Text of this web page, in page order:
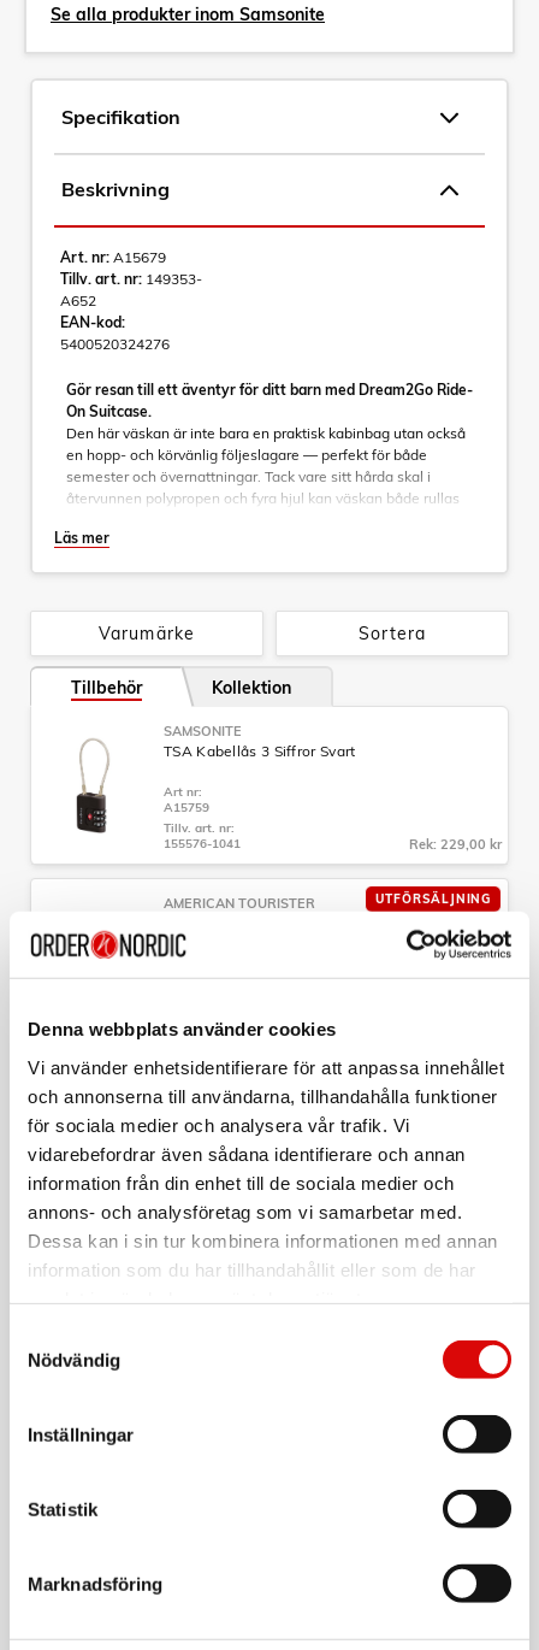
Denna webbplats använder cookies
Vi använder enhetsidentifierare för att anpassa innehållet
och annonserna till användarna, tillhandahålla funktioner
för sociala medier och analysera vår trafik. Vi
vidarebefordrar även sådana identifierare och annan
information från din enhet till de sociala medier och
annons- och analysföretag som vi samarbetar med.
Dessa kan i sin tur kombinera informationen med annan
information som du har tillhandahållit eller som de har
Nödvändig
Inställningar
Statistik
Marknadsföring
Se alla produkter inom Samsonite
Specifikation
Beskrivning
Art. nr: A15679
Tillv. art. nr: 149353-
A652
EAN-kod:
5400520324276
Gör resan till ett äventyr för ditt barn med Dream2Go Ride-
On Suitcase.
Den här väskan är inte bara en praktisk kabinbag utan också
en hopp- och körvänlig följeslagare — perfekt för både
semester och övernattningar. Tack vare sitt hårda skal i
återvunnen polypropen och fyra hjul kan väskan både rullas
lekfullt motiv, integrerad ID-tagg och robust lås – den
resenärer.
Specifikationer:
Modell: Resväska med 4 hjul (Ride-On)
Mått: 38 × 52 × 21 cm
Volym: 30 L
Vikt: 2,1 kg
Yttermaterial: Polypropylen, minst 70 % av skalets vikt är
tillverkad av återvunnen polypropen från konsumentavfall
Tillverkad i: Europa
Garanti: Begränsad global garanti på 5 år
För kabinbagage: Ja, angiven storlek godkänd hos många
flygbolag (38x52x21 cm)
Säkerhetslås: 2-punktslås integrerat
Hjul: 4 integrerade hjul för enkel rullning
Läs mer
Sortera
Varumärke
Tillbehör Kollektion
SAMSONITE
TSA Kabellås 3 Siffror Svart
Art nr:
A15759
Tillv. art. nr:
155576-1041
Rek: 229,00 kr
UTFÖRSÄLJNING
AMERICAN TOURISTER
A11871
SAMSONITE
Hopvikbar Ryggsäck M TA Revolution Svart
Art nr:
A15744
157182-1041
Rek: 429,00 kr
SAMSONITE
Necessär Hängbar Rosa
Art nr:
Rek: 649,00 kr
Reseadapter Indien/Israel/Danmark till Europa
Rek: 129,00 kr